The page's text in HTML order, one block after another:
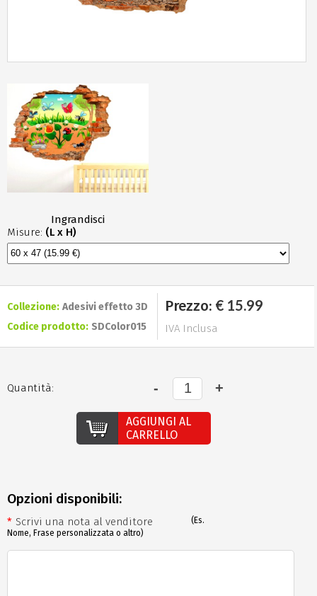
Ingrandisci
Collezione: Adesivi effetto 3D
Codice prodotto: SDColor015
Prezzo: € 15.99
IVA Inclusa
Opzioni disponibili:
Misure: (L x H)
Quantità:
* Scrivi una nota al venditore
(Es.
Nome, Frase personalizzata o altro)
AGGIUNGI AL
CARRELLO